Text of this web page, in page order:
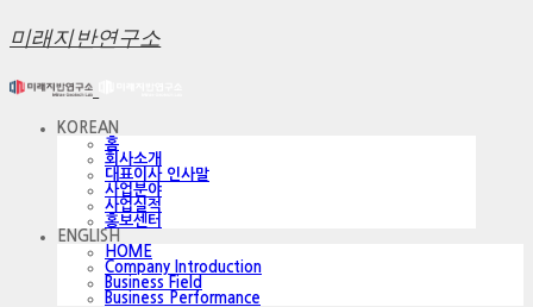
미래지반연구소
KOREAN
홈
회사소개
대표이사 인사말
사업분야
사업실적
홍보센터
ENGLISH
HOME
Company Introduction
Business Field
Business Performance